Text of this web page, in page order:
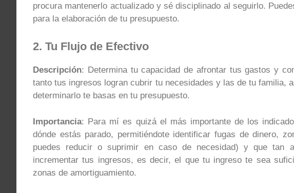
procura mantenerlo actualizado y sé disciplinado al seguirlo.
para la elaboración de tu presupuesto.
2. Tu Flujo de Efectivo
Descripción: Determina tu capacidad de afrontar tus gastos y
tanto tus ingresos logran cubrir tu necesidades y las de tu familia,
determinarlo te basas en tu presupuesto.
Importancia: Para mí es quizá el más importante de los
dónde estás parado, permitiéndote identificar fugas de dinero,
puedes reducir o suprimir en caso de necesidad) y que tan
incrementar tus ingresos, es decir, el que tu ingreso te sea
zonas de amortiguamiento.